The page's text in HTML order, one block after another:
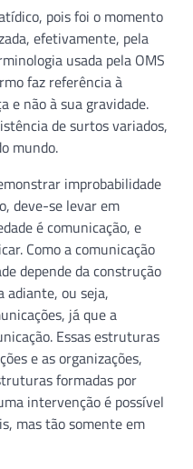
pois foi o momento
efetivamente, pela
usada pela OMS
faz referência à
e não à sua gravidade.
de surtos variados,
mundo.
improbabilidade
deve-se levar em
é comunicação, e
Como a comunicação
depende da construção
adiante, ou seja,
já que a
Essas estruturas
e as organizações,
formadas por
intervenção é possível
mas tão somente em